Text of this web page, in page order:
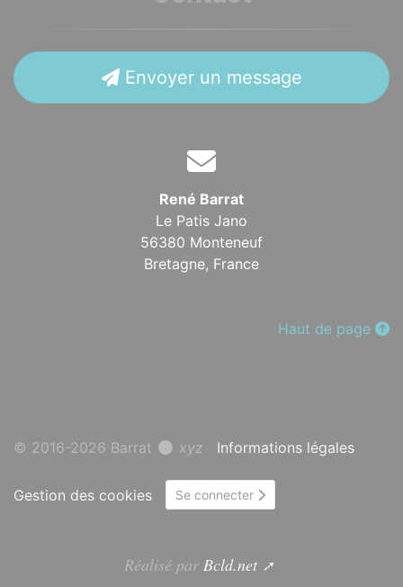
Envoyer un message
René Barrat
Le Patis Jano
56380 Monteneuf
Bretagne, France
Haut de page
© 2016-2026 Barrat xyz Informations légales
Gestion des cookies Se connecter
Réalisé par Bcld.net